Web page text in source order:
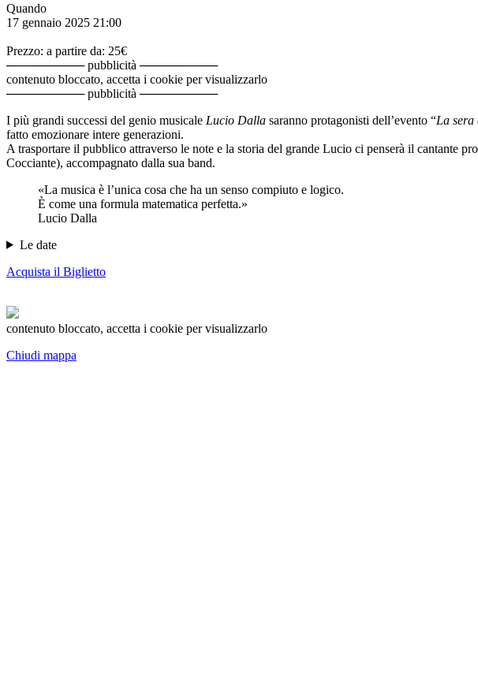
Quando
17 gennaio 2025 21:00
Prezzo: a partire da: 25€
───────── pubblicità ─────────
contenuto bloccato, accetta i cookie per visualizzarlo
───────── pubblicità ─────────
I più grandi successi del genio musicale Lucio Dalla saranno protagonisti dell’evento “La
fatto emozionare intere generazioni.
A trasportare il pubblico attraverso le note e la storia del grande Lucio ci penserà il cantante
Cocciante), accompagnato dalla sua band.
«La musica è l’unica cosa che ha un senso compiuto e logico.
È come una formula matematica perfetta.»
Lucio Dalla
Le date
Acquista il Biglietto
contenuto bloccato, accetta i cookie per visualizzarlo
Chiudi mappa